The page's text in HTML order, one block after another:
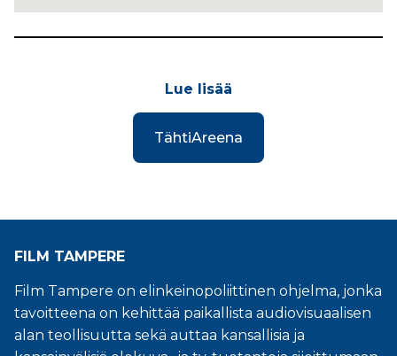
Lue lisää
TähtiAreena
FILM TAMPERE
Film Tampere on elinkeinopoliittinen ohjelma, jonka
tavoitteena on kehittää paikallista audiovisuaalisen
alan teollisuutta sekä auttaa kansallisia ja